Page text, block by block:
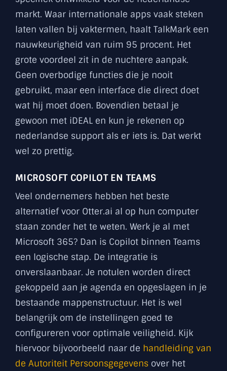
markt. Waar internationale apps vaak steken
laten vallen bij vaktermen, haalt TalkMark een
nauwkeurigheid van ruim 95 procent. Het
grote voordeel zit in de nuchtere aanpak.
Geen overbodige functies die je nooit
gebruikt, maar een interface die direct doet
wat hij moet doen. Bovendien betaal je
gewoon met iDEAL en kun je rekenen op
nederlandse support als er iets is. Dat werkt
wel zo prettig.
MICROSOFT COPILOT EN TEAMS
Veel ondernemers hebben het beste
alternatief voor Otter.ai al op hun computer
staan zonder het te weten. Werk je al met
Microsoft 365? Dan is Copilot binnen Teams
een logische stap. De integratie is
onverslaanbaar. Je notulen worden direct
gekoppeld aan je agenda en opgeslagen in je
bestaande mappenstructuur. Het is wel
belangrijk om de instellingen goed te
configureren voor optimale veiligheid. Kijk
hiervoor bijvoorbeeld naar de handleiding van
de Autoriteit Persoonsgegevens over het